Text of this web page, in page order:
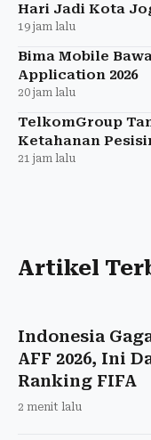
Hari Jadi Kota
19 jam lalu
Bima Mobile
Application 2026
20 jam lalu
TelkomGroup
Ketahanan
21 jam lalu
Artikel
Indonesia
AFF 2026, Ini
Ranking FIFA
2 menit lalu